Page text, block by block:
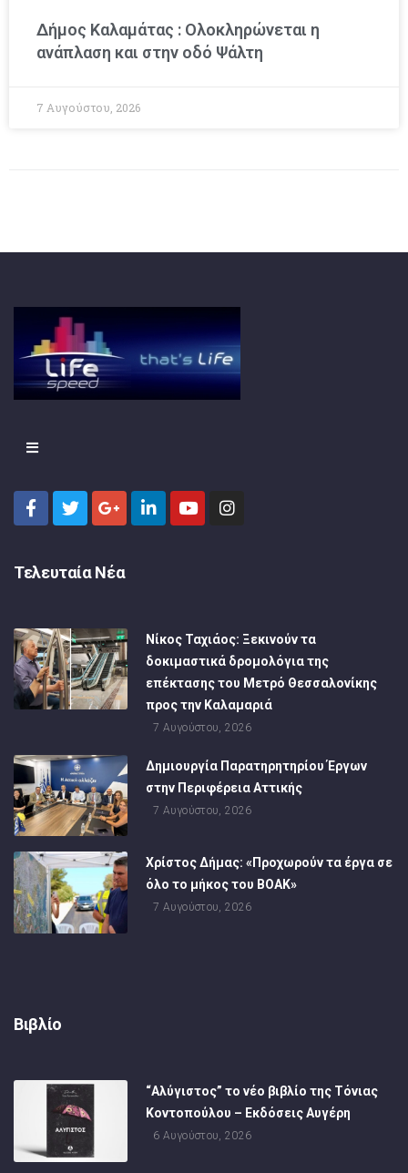
Δήμος Καλαμάτας : Ολοκληρώνεται η
ανάπλαση και στην οδό Ψάλτη
7 Αυγούστου, 2026
Τελευταία Νέα
Νίκος Ταχιάος: Ξεκινούν τα
δοκιμαστικά δρομολόγια της
επέκτασης του Μετρό Θεσσαλονίκης
προς την Καλαμαριά
7 Αυγούστου, 2026
Δημιουργία Παρατηρητηρίου Έργων
στην Περιφέρεια Αττικής
7 Αυγούστου, 2026
Χρίστος Δήμας: «Προχωρούν τα έργα σε
όλο το μήκος του ΒΟΑΚ»
7 Αυγούστου, 2026
Βιβλίο
“Αλύγιστος” το νέο βιβλίο της Τόνιας
Κοντοπούλου – Εκδόσεις Αυγέρη
6 Αυγούστου, 2026